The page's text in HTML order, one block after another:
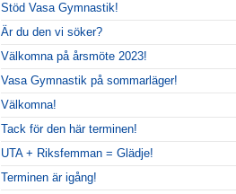
Stöd Vasa Gymnastik!
Är du den vi söker?
Välkomna på årsmöte 2023!
Vasa Gymnastik på sommarläger!
Välkomna!
Tack för den här terminen!
UTA + Riksfemman = Glädje!
Terminen är igång!